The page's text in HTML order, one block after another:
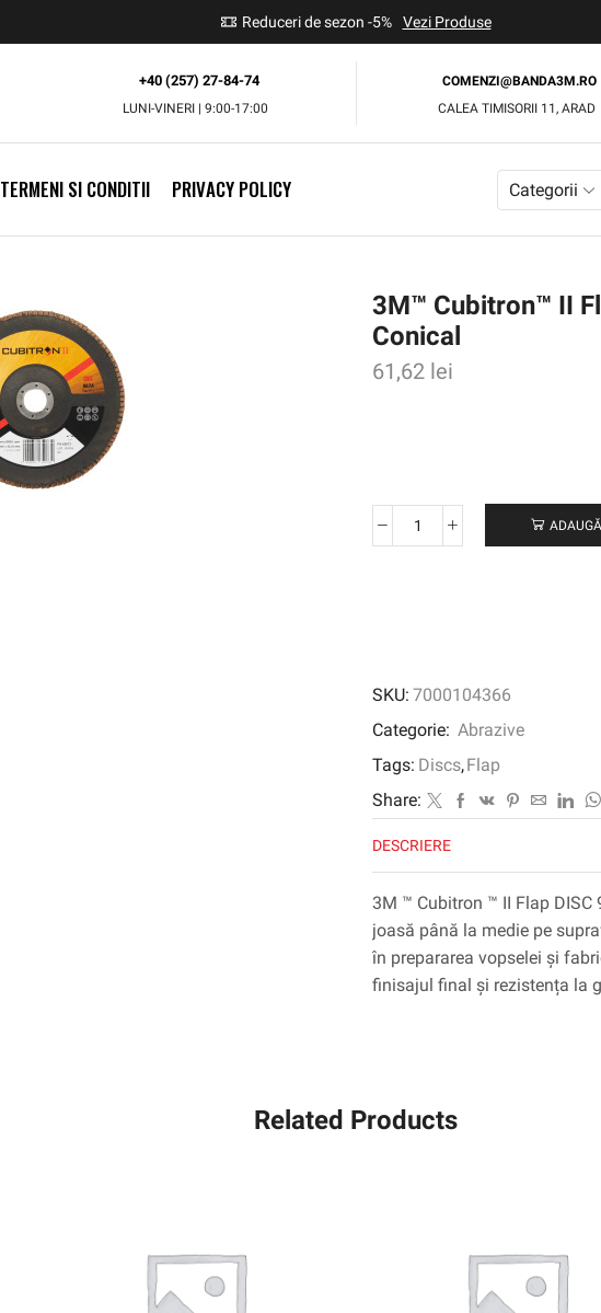
Reduceri de sezon -5% Vezi Produse
+40 (257) 27-84-74
LUNI-VINERI | 9:00-17:00
COMENZI@BANDA3M.RO
CALEA TIMISORII 11, ARAD
TERMENI SI CONDITII PRIVACY POLICY Categorii
3M™ Cubitron™ II
Conical
61,62 lei
Cantitate
178
mm,
Conical
SKU: 7000104366
Categorie: Abrazive
Tags: Discs,Flap
Share:
DESCRIERE
3M ™ Cubitron ™ II Flap
joasă până la medie pe
în prepararea vopselei și
finisajul final și rezistența la
Related Products